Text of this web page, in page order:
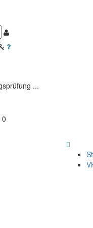
...